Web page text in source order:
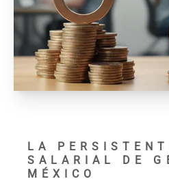
LA
SALARIAL DE
MÉXICO